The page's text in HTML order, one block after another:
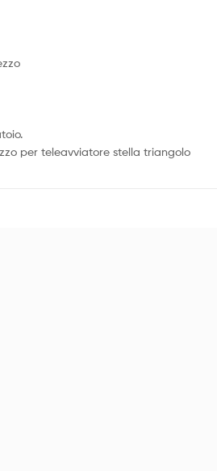
per teleavviatore stella triangolo